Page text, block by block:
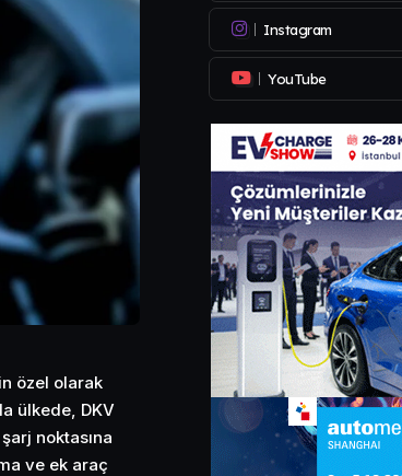
özel olarak
ülkede, DKV
noktasına
ve ek araç
Instagram
YouTube